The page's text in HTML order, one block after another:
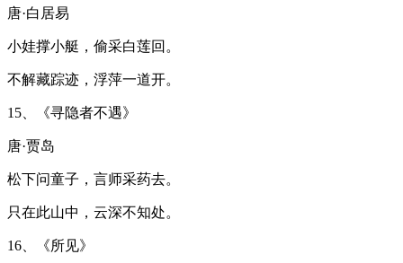
唐·白居易
小娃撑小艇，偷采白莲回。
不解藏踪迹，浮萍一道开。
15、《寻隐者不遇》
唐·贾岛
松下问童子，言师采药去。
只在此山中，云深不知处。
16、《所见》